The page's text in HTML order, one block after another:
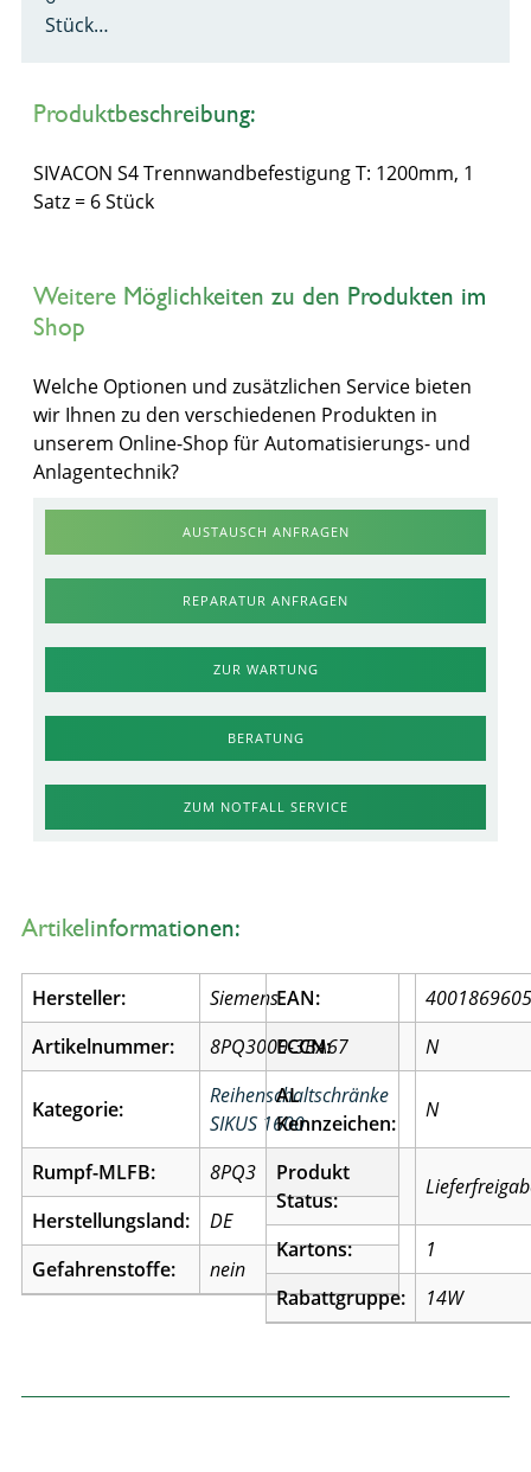
Stück…
Produktbeschreibung:
SIVACON S4 Trennwandbefestigung T: 1200mm, 1
Satz = 6 Stück
Weitere Möglichkeiten zu den Produkten im
Shop
Welche Optionen und zusätzlichen Service bieten
wir Ihnen zu den verschiedenen Produkten in
unserem Online-Shop für Automatisierungs- und
Anlagentechnik?
AUSTAUSCH ANFRAGEN
REPARATUR ANFRAGEN
ZUR WARTUNG
BERATUNG
ZUM NOTFALL SERVICE
Artikelinformationen:
Hersteller:
Siemens
Artikelnummer:
8PQ3000-3BA67
Kategorie:
Reihenschaltschränke
SIKUS 1600
Rumpf-MLFB:
8PQ3
Herstellungsland:
DE
Gefahrenstoffe:
nein
EAN:
ECCN:
N
AL
Kennzeichen:
N
Produkt
Status:
Kartons:
1
Rabattgruppe:
14W